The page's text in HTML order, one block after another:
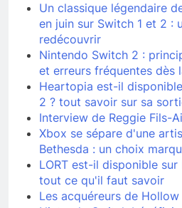
Un classique légendaire
en juin sur Switch 1 et 2 :
redécouvrir
Nintendo Switch 2 :
et erreurs fréquentes dès
Heartopia est-il
2 ? tout savoir sur sa
Interview de Reggie Fils-
Xbox se sépare d'une
Bethesda : un choix
LORT est-il disponible
tout ce qu'il faut savoir
Les acquéreurs de